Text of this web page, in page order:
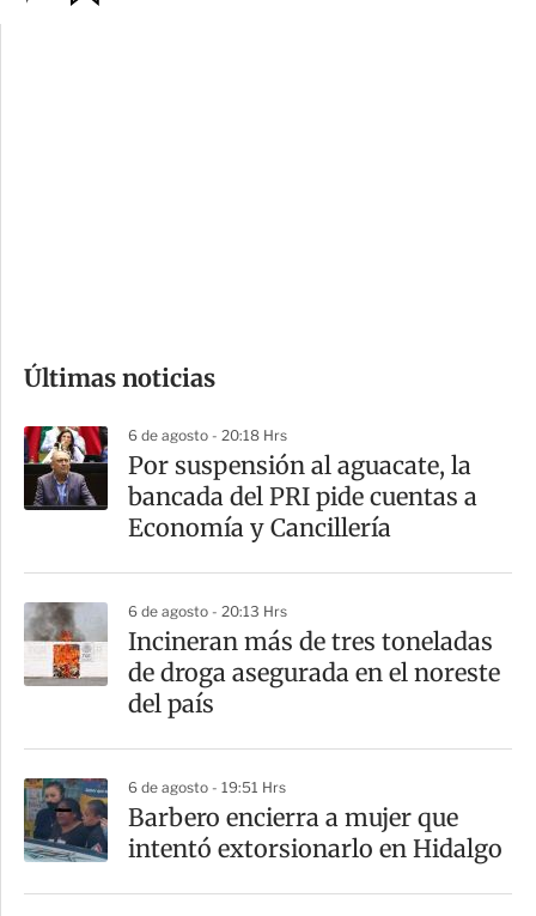
m
a
r
t
Últimas noticias
6 de agosto - 20:18 Hrs
Por suspensión al aguacate, la
bancada del PRI pide cuentas a
Economía y Cancillería
6 de agosto - 20:13 Hrs
Incineran más de tres toneladas
de droga asegurada en el noreste
del país
6 de agosto - 19:51 Hrs
Barbero encierra a mujer que
intentó extorsionarlo en Hidalgo